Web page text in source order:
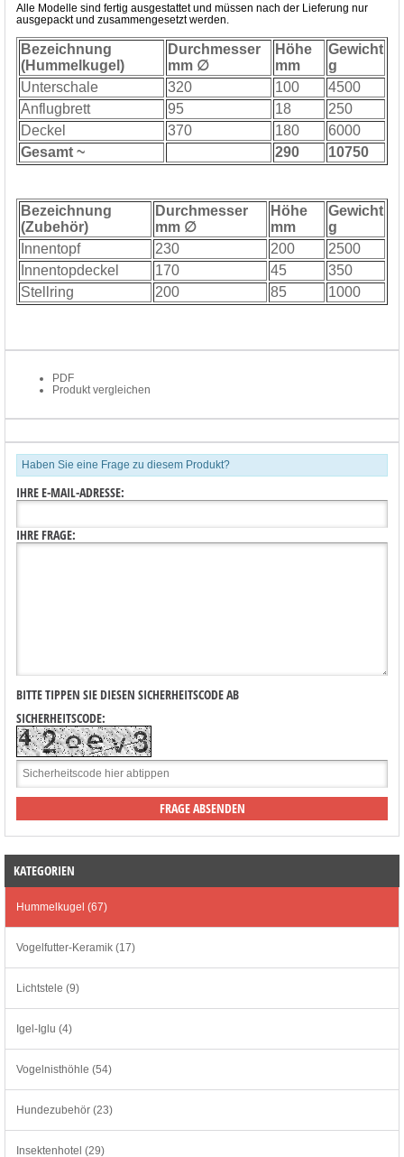
Alle Modelle sind fertig ausgestattet und müssen nach der Lieferung nur
ausgepackt und zusammengesetzt werden.
Bezeichnung
(Hummelkugel)
Durchmesser
mm ∅
Höhe
mm
Gewicht
g
Unterschale
320 100
4500
Anflugbrett
95 18
250
Deckel
370 180
6000
Gesamt ~
290 10750
Bezeichnung
(Zubehör)
Durchmesser
mm ∅
Höhe
mm
Gewicht
g
Innentopf
230 200
2500
Innentopdeckel
170 45
350
Stellring
200 85 1000
PDF
Produkt vergleichen
Haben Sie eine Frage zu diesem Produkt?
IHRE E-MAIL-ADRESSE:
IHRE FRAGE:
BITTE TIPPEN SIE DIESEN SICHERHEITSCODE AB
SICHERHEITSCODE:
KATEGORIEN
Hummelkugel (67)
Vogelfutter-Keramik (17)
Lichtstele (9)
Igel-Iglu (4)
Vogelnisthöhle (54)
Hundezubehör (23)
Insektenhotel (29)